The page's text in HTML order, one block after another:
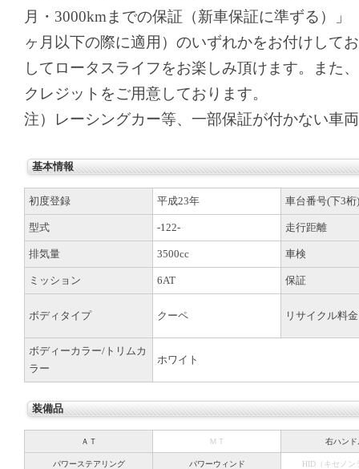
月・3000kmまでの保証（新車保証に準ずる）」
ヶ月以下の際に適用）のいずれかをお付けして
してロータスライフをお楽しみ頂けます。また
クレジットをご用意しております。
注）レーシングカー等、一部保証が付かない車
基本情報
初度登録 平成23年 車台番号(下3桁)
型式 -122- 走行距離
排気量 3500cc 車検
ミッション 6AT 保証
ボディタイプ クーペ リサイクル料金
ボディーカラー/トリムカ
ラー
ホワイト
装備品
ＡＴ ＭＴ 右ハンド
パワーステアリング パワーウィンド HID（キセノン